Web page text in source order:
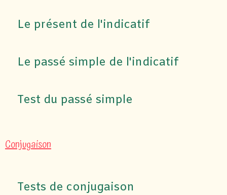
Le présent de l'indicatif
Le passé simple de l'indicatif
Test du passé simple
Conjugaison
Tests de conjugaison